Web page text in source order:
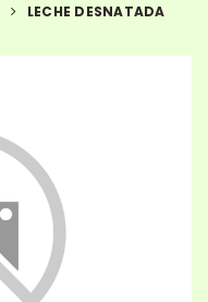
LECHE DESNATADA